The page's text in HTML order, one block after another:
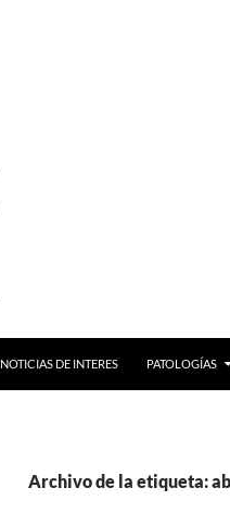
NOTICIAS DE INTERES PATOLOGÍAS
Archivo de la etiqueta: